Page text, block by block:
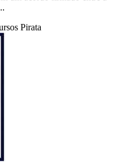
Pirata